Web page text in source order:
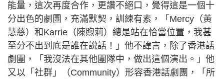
能量，這次再度合作，更讚不絕口，覺得這是一個十
分出色的劇團，充滿默契，訓練有素，「Mercy（黃
慧慈）和Karrie（陳煦莉）總是站在恰當位置，我甚
至分不出到底是誰在說話！」他不諱言，除了香港話
劇團，「我沒法在其他團隊中，做出這個演出。」他
又以「社群」（Community）形容香港話劇團，「所